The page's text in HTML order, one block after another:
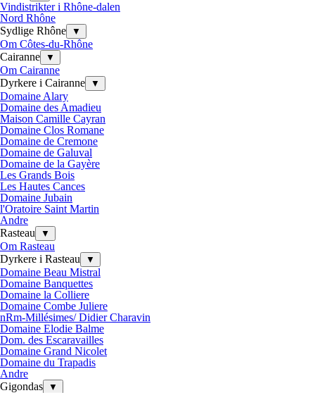
Vindistrikter i Rhône-dalen
Nord Rhône
Sydlige Rhône
▼
Om Côtes-du-Rhône
Cairanne
▼
Om Cairanne
Dyrkere i Cairanne
▼
Domaine Alary
Domaine des Amadieu
Maison Camille Cayran
Domaine Clos Romane
Domaine de Cremone
Domaine de Galuval
Domaine de la Gayère
Les Grands Bois
Les Hautes Cances
Domaine Jubain
l'Oratoire Saint Martin
Andre
Rasteau
▼
Om Rasteau
Dyrkere i Rasteau
▼
Domaine Beau Mistral
Domaine Banquettes
Domaine la Colliere
Domaine Combe Juliere
nRm-Millésimes/ Didier Charavin
Domaine Elodie Balme
Dom. des Escaravailles
Domaine Grand Nicolet
Domaine du Trapadis
Andre
Gigondas
▼